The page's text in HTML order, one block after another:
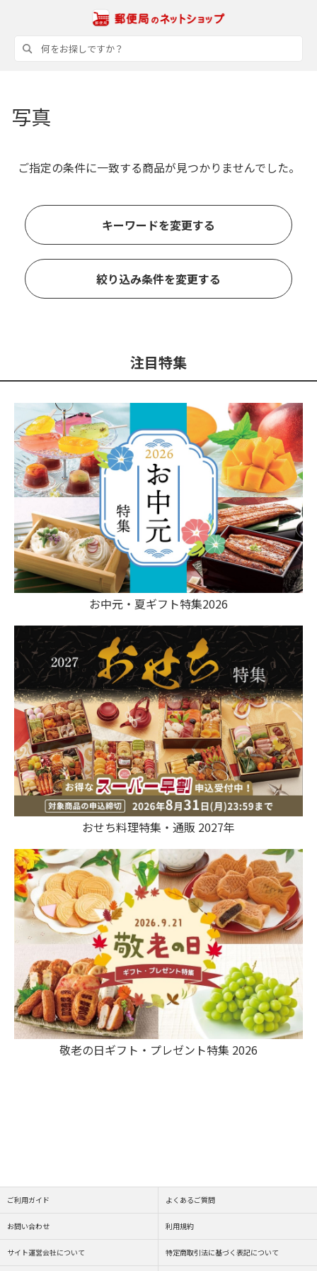
写真
ご指定の条件に一致する商品が見つかりませんでした。
キーワードを変更する
絞り込み条件を変更する
注目特集
お中元・夏ギフト特集2026
おせち料理特集・通販 2027年
敬老の日ギフト・プレゼント特集 2026
ご利用ガイド よくあるご質問
お問い合わせ 利用規約
サイト運営会社について 特定商取引法に基づく表記について